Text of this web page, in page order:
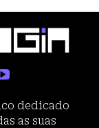
dedicado
as suas